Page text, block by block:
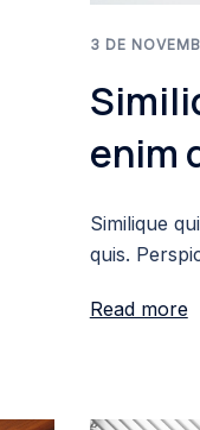
3 DE
enim
Similique
quis.
Read more